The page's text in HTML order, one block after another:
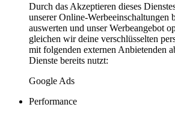
Durch das Akzeptieren dieses
unserer Online-Werbeeinschaltungen
auswerten und unser Werbeangebot
gleichen wir deine verschlüsselten
mit folgenden externen Anbietenden
Dienste bereits nutzt:
Google Ads
Performance